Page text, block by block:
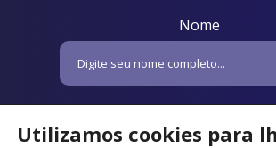
Nome
Email
Utilizamos cookies para